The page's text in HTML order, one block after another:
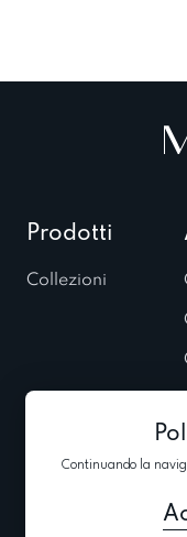
Continuando la
Prodotti
Collezioni